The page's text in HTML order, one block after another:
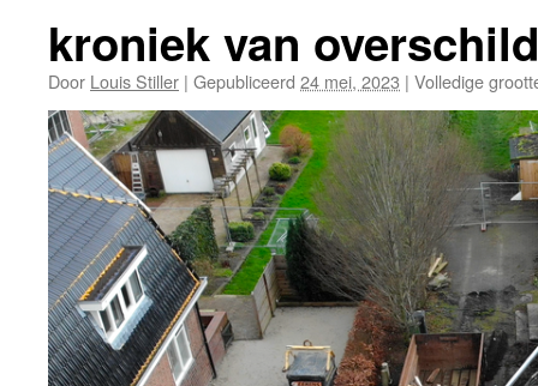
kroniek van overschild
Door Louis Stiller | Gepubliceerd 24 mei, 2023 | Volledige